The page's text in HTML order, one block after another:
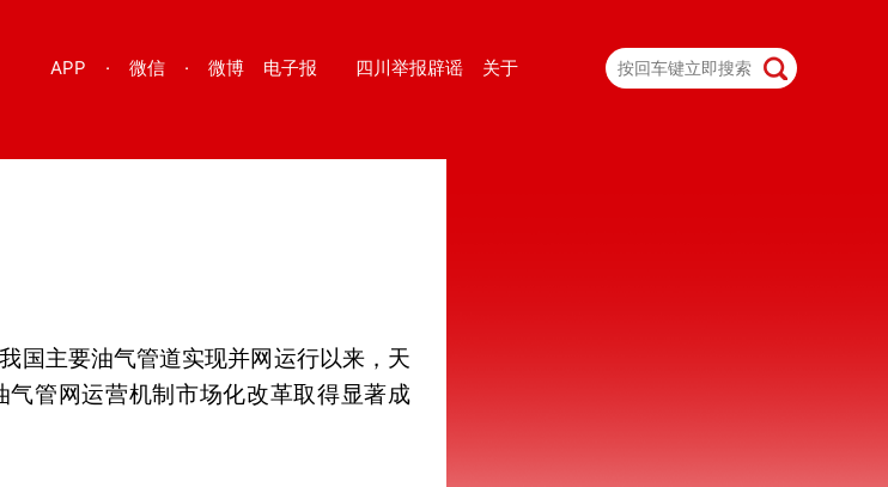
APP · 微信 · 微博 电子报 四川举报辟谣 关于
国主要油气管道实现并网运行以来，天
管网运营机制市场化改革取得显著成